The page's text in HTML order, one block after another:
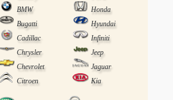
BMW
Honda
Bugatti
Hyundai
Cadillac
Infiniti
Chrysler
Jeep
Chevrolet
Jaguar
Citroen
Kia